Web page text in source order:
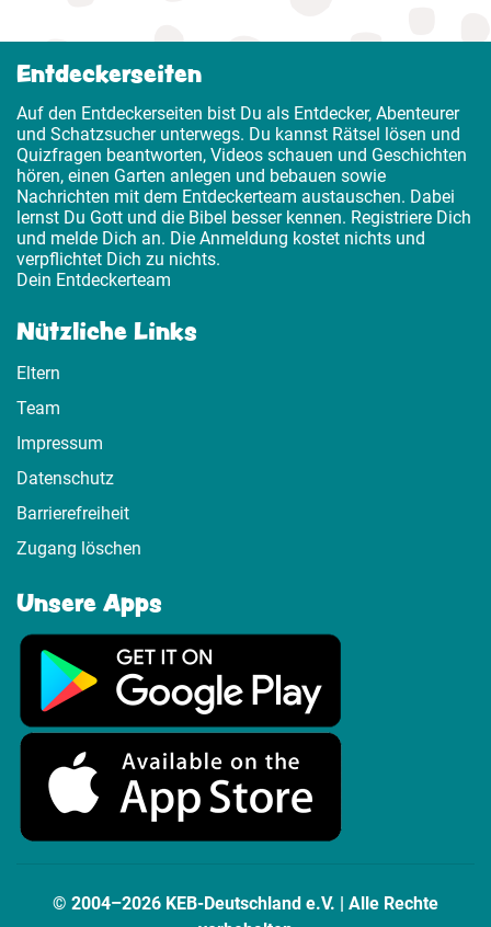
Entdeckerseiten
Auf den Entdeckerseiten bist Du als Entdecker, Abenteurer
und Schatzsucher unterwegs. Du kannst Rätsel lösen und
Quizfragen beantworten, Videos schauen und Geschichten
hören, einen Garten anlegen und bebauen sowie
Nachrichten mit dem Entdeckerteam austauschen. Dabei
lernst Du Gott und die Bibel besser kennen. Registriere Dich
und melde Dich an. Die Anmeldung kostet nichts und
verpflichtet Dich zu nichts.
Dein Entdeckerteam
Nützliche Links
Eltern
Team
Impressum
Datenschutz
Barrierefreiheit
Zugang löschen
Unsere Apps
© 2004–2026 KEB-Deutschland e.V. | Alle Rechte